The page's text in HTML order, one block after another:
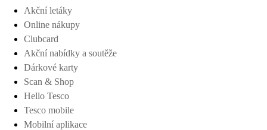
Akční letáky
Online nákupy
Clubcard
Akční nabídky a soutěže
Dárkové karty
Scan & Shop
Hello Tesco
Tesco mobile
Mobilní aplikace